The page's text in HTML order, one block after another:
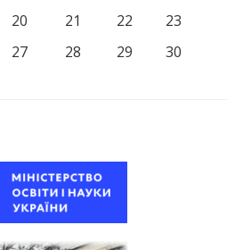
20 21 22
23
27 28 29
30